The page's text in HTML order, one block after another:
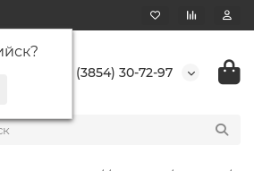
?
+7 (3854) 30-72-97